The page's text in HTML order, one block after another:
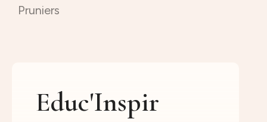
Pruniers
Educ'Inspir